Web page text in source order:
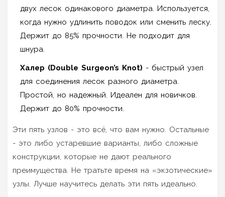
двух лесок одинакового диаметра. Используется,
когда нужно удлинить поводок или сменить леску.
Держит до 85% прочности. Не подходит для
шнура.
Халер (Double Surgeon’s Knot) - быстрый узел
для соединения лесок разного диаметра.
Простой, но надежный. Идеален для новичков.
Держит до 80% прочности.
Эти пять узлов - это всё, что вам нужно. Остальные
- это либо устаревшие варианты, либо сложные
конструкции, которые не дают реального
преимущества. Не тратьте время на «экзотические»
узлы. Лучше научитесь делать эти пять идеально.